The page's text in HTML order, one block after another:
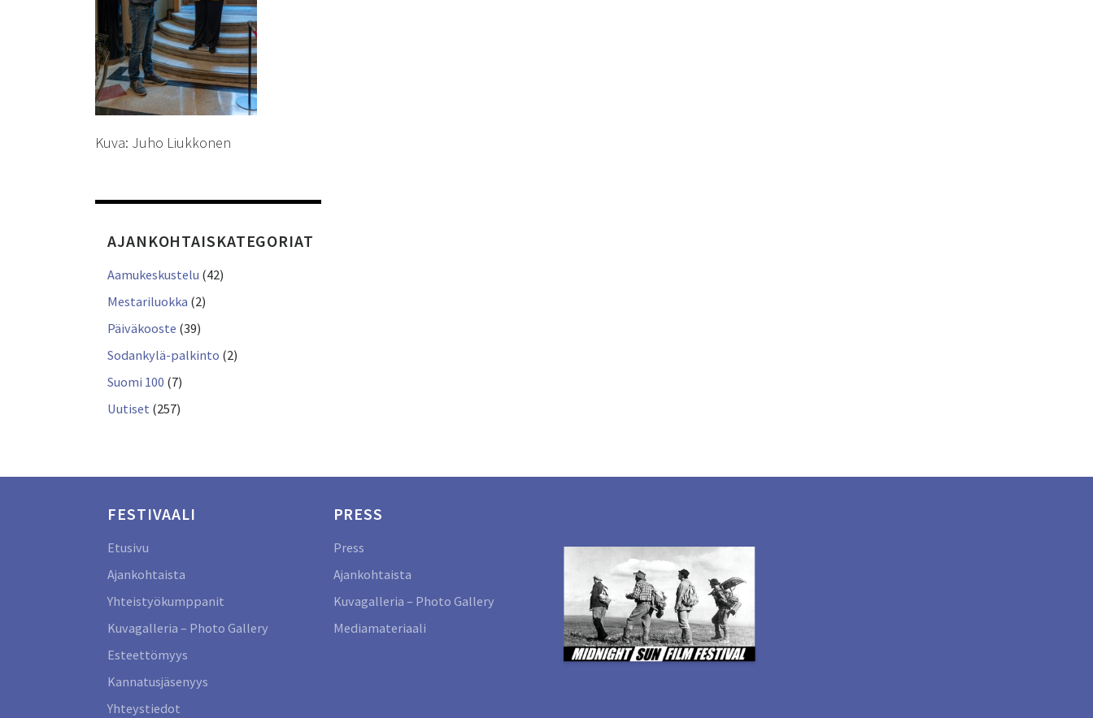
Kuva: Juho Liukkonen
AJANKOHTAISKATEGORIAT
Aamukeskustelu (42)
Mestariluokka (2)
Päiväkooste (39)
Sodankylä-palkinto (2)
Suomi 100 (7)
Uutiset (257)
FESTIVAALI
Etusivu
Ajankohtaista
Yhteistyökumppanit
Kuvagalleria – Photo Gallery
Esteettömyys
Kannatusjäsenyys
Yhteystiedot
PRESS
Press
Ajankohtaista
Kuvagalleria – Photo Gallery
Mediamateriaali